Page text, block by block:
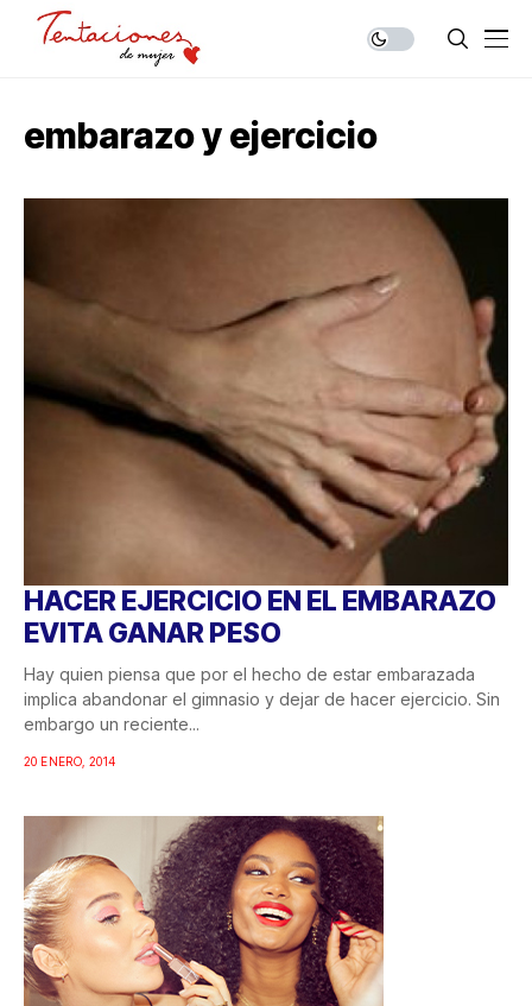
embarazo y ejercicio
HACER EJERCICIO EN EL EMBARAZO
EVITA GANAR PESO
Hay quien piensa que por el hecho de estar embarazada
implica abandonar el gimnasio y dejar de hacer ejercicio. Sin
embargo un reciente...
20 ENERO, 2014